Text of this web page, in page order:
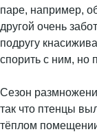
паре, например,
другой очень
подругу
спорить с ним, но
Сезон
так что птенцы
тёплом помещении